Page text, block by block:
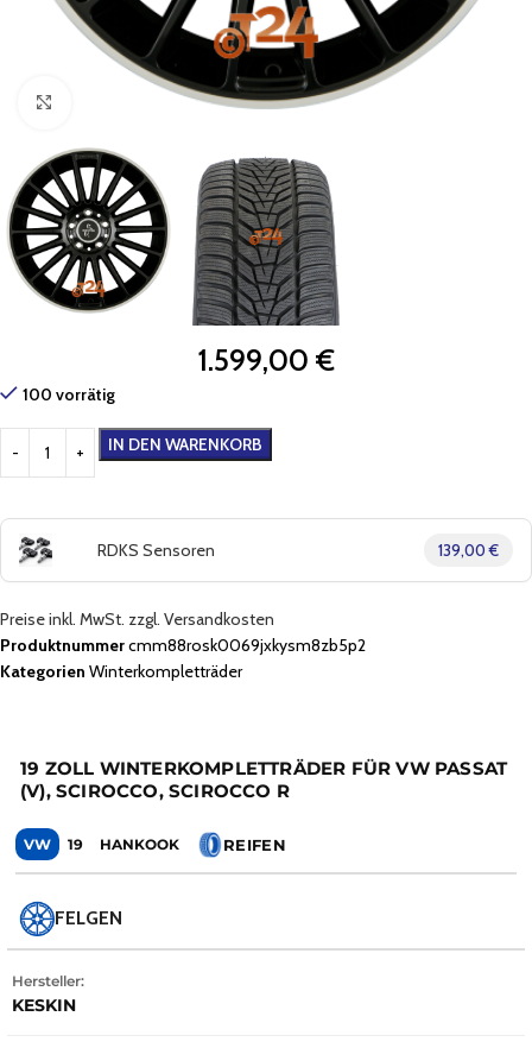
Zum Vergrößern klicken
1.599,00 €
100 vorrätig
IN DEN WARENKORB
RDKS Sensoren 139,00 €
Preise inkl. MwSt. zzgl. Versandkosten
Produktnummercmm88rosk0069jxkysm8zb5p2
Kategorien Winterkompletträder
19 ZOLL WINTERKOMPLETTRÄDER FÜR VW PASSAT
(V), SCIROCCO, SCIROCCO R
VW 19 HANKOOK REIFEN
FELGEN
Hersteller:
KESKIN